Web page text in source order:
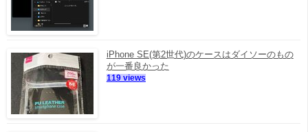
iPhone SE(第2世代)のケースはダイソーのもの
が一番良かった
119 views